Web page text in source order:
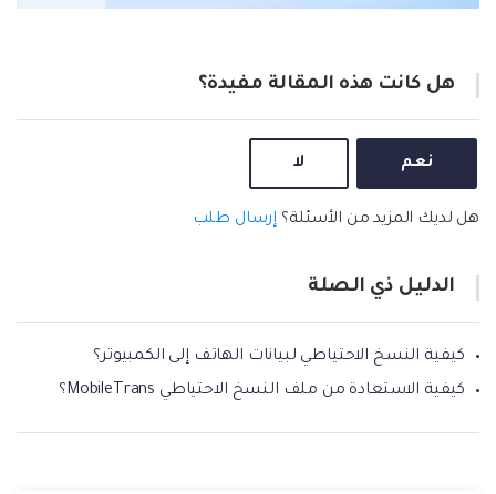
هل كانت هذه المقالة مفيدة؟
نعم لا
هل لديك المزيد من الأسئلة؟ إرسال طلب
الدليل ذي الصلة
كيفية النسخ الاحتياطي لبيانات الهاتف إلى الكمبيوتر؟
كيفية الاستعادة من ملف النسخ الاحتياطي MobileTrans؟